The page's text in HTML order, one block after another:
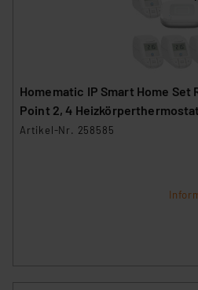
hiergegen Klagemöglichkeiten
sich auf die
Beurteilung der mit der
insbesondere der Art der
verbundenen Risiken.“
Homematic IP Smart Home Set
Point 2, 4
Artikel-Nr. 258585